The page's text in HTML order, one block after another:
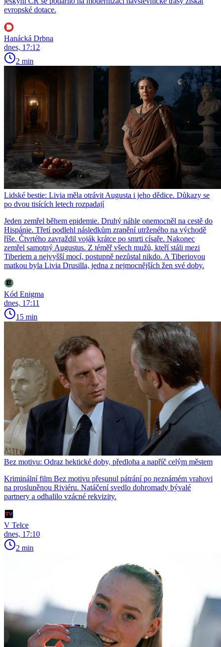
evropské dotace.
Hanácká Drbna
dnes, 17:12
2 min
Lidské bestie: Livia měla otrávit Augusta i jeho dědice. Důkazy se
po dvou tisících letech rozpadají
Jeden zemřel během epidemie. Druhý náhle onemocněl na cestě do
Hispánie. Třetí podlehl následkům zranění utrženého na východě
říše. Čtvrtého zavraždil voják krátce po smrti císaře. Nakonec
zemřel samotný Augustus. Z téměř všech mužů, kteří stáli mezi
Tiberiem a nejvyšší mocí, postupně nezůstal nikdo. A Tiberiovou
matkou byla Livia Drusilla, jedna z nejmocnějších žen své doby.
Kód Enigma
dnes, 17:11
15 min
Bez motivu: Odraz hektické doby, předloha a napříč celým městem
Kriminální film Bez motivu přesunul pátrání po neznámém vrahovi
na prosluněnou Riviéru. Natáčení svedlo dohromady bývalé
partnery a odhalilo vzácné rekvizity.
V Telce
dnes, 17:10
2 min